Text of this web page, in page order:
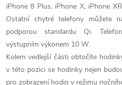
iPhone 8 Plus, iPhone X, iPhone
Ostatní chytré telefony můžete
podporou standardu Qi.
výstupním výkonem 10 W.
Kolem vedlejší části obtočíte
v této pozici se hodinky nejen
pro zobrazení hodin v režimu